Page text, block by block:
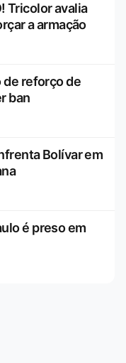
Tricolor avalia
a armação
de reforço de
ban
Bolívar em
é preso em